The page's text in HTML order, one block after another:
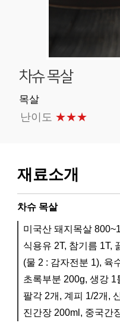
차슈 목살
목살
난이도 ★★★
재료소개
차슈 목살
미국산 돼지목살
식용유 2T, 참기름 1T,
(물 2 : 감자전분 1), 육
초록부분 200g, 생강 1
팔각 2개, 계피 1/2개,
진간장 200ml, 중국간